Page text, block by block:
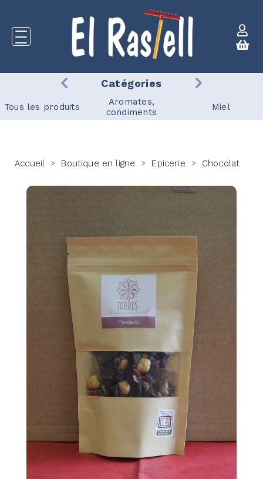
Catégories
Tous les produits
Aromates,
condiments
Miel
Accueil > Boutique en ligne > Epicerie > Chocolat